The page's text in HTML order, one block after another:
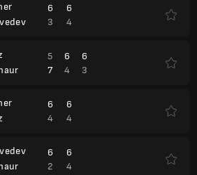
6
6
3
4
5 6
6
7
4 3
6
6
4
4
6
6
2
4